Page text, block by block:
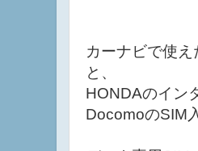
カーナビで使
と、
HONDAのイン